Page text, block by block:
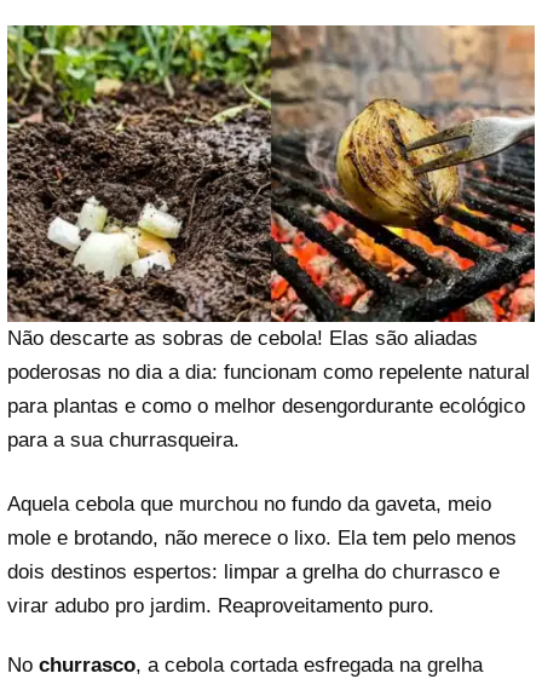
Não descarte as sobras de cebola! Elas são aliadas
poderosas no dia a dia: funcionam como repelente natural
para plantas e como o melhor desengordurante ecológico
para a sua churrasqueira.
Aquela cebola que murchou no fundo da gaveta, meio
mole e brotando, não merece o lixo. Ela tem pelo menos
dois destinos espertos: limpar a grelha do churrasco e
virar adubo pro jardim. Reaproveitamento puro.
No churrasco, a cebola cortada esfregada na grelha